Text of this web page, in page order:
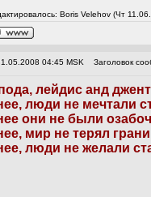
Boris Velehov (Чт
04:45 MSK Заголовок
лейдис анд
люди не мечтали
они не были
мир не терял
люди не желали